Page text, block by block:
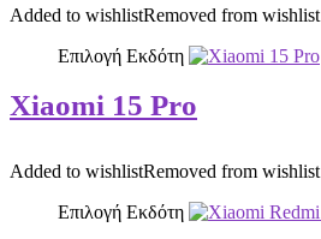
Added to wishlistRemoved from wishlist
Επιλογή Εκδότη
Xiaomi 15 Pro
Added to wishlistRemoved from wishlist
Επιλογή Εκδότη